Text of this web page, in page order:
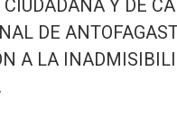
Y DE
DE
A LA